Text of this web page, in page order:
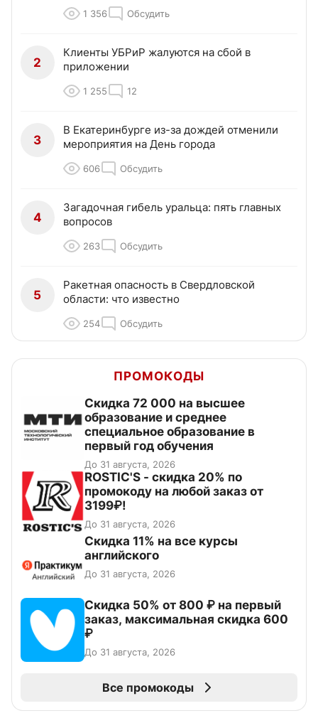
1 356 Обсудить
2
Клиенты УБРиР жалуются на сбой в
приложении
1 255 12
3
В Екатеринбурге из-за дождей отменили
мероприятия на День города
606 Обсудить
4
Загадочная гибель уральца: пять главных
вопросов
263 Обсудить
5
Ракетная опасность в Свердловской
области: что известно
254 Обсудить
ПРОМОКОДЫ
Скидка 72 000 на высшее
образование и среднее
специальное образование в
первый год обучения
До 31 августа, 2026
ROSTIC'S - скидка 20% по
промокоду на любой заказ от
3199₽!
До 31 августа, 2026
Скидка 11% на все курсы
английского
До 31 августа, 2026
Скидка 50% от 800 ₽ на первый
заказ, максимальная скидка 600
₽
До 31 августа, 2026
Все промокоды